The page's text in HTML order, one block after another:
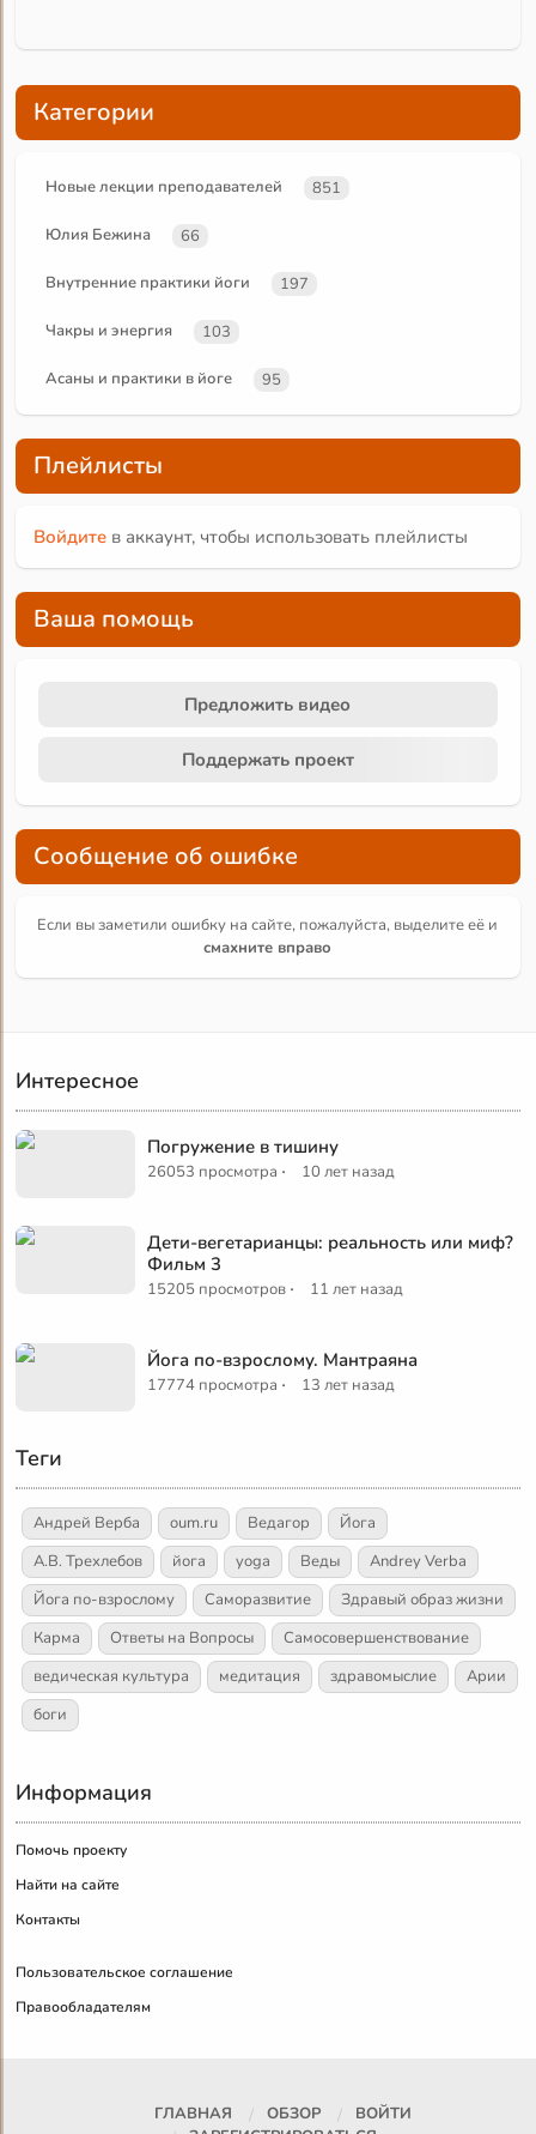
Категории
Новые лекции преподавателей 851
Юлия Бежина 66
Внутренние практики йоги 197
Чакры и энергия 103
Асаны и практики в йоге 95
Плейлисты
Войдите в аккаунт, чтобы использовать плейлисты
Ваша помощь
Предложить видео
Поддержать проект
Сообщение об ошибке
Если вы заметили ошибку на сайте, пожалуйста, выделите её и
смахните вправо
Интересное
Погружение в тишину
26053 просмотра · 10 лет назад
Дети-вегетарианцы: реальность или миф?
Фильм 3
15205 просмотров · 11 лет назад
Йога по-взрослому. Мантраяна
17774 просмотра · 13 лет назад
Теги
Андрей Верба oum.ru Ведагор
Йога
А.В. Трехлебов
йога yoga Веды
Andrey Verba
Йога по-взрослому
Саморазвитие
Здравый образ жизни
Карма
Ответы на Вопросы
Самосовершенствование
ведическая культура
медитация здравомыслие
Арии
боги
Информация
Помочь проекту
Найти на сайте
Контакты
Пользовательское соглашение
Правообладателям
ГЛАВНАЯ ОБЗОР
ВОЙТИ